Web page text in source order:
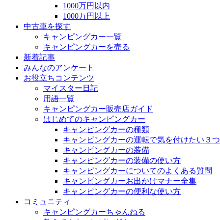
1000万円以内
1000万円以上
中古車を探す
キャンピングカー一覧
キャンピングカーを売る
新着記事
みんなのアンケート
お役立ちコンテンツ
マイスター日記
用語一覧
キャンピングカー販売店ガイド
はじめてのキャンピングカー
キャンピングカーの種類
キャンピングカーの運転で気を付けたい３
キャンピングカーの装備
キャンピングカーの装備の使い方
キャンピングカーについてのよくある質問
キャンピングカーお出かけマナー全集
キャンピングカーの便利な使い方
コミュニティ
キャンピングカーちゃんねる